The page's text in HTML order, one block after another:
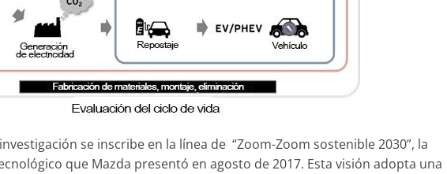
se inscribe en la línea de “Zoom-Zoom sostenible 2030”, la
que Mazda presentó en agosto de 2017. Esta visión adopta una